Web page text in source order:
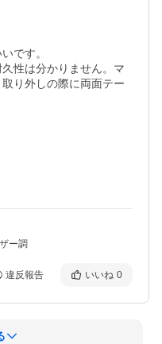
です。
性は分かりません。マ
り外しの際に両面テー
ー調
違反報告 いいね 0